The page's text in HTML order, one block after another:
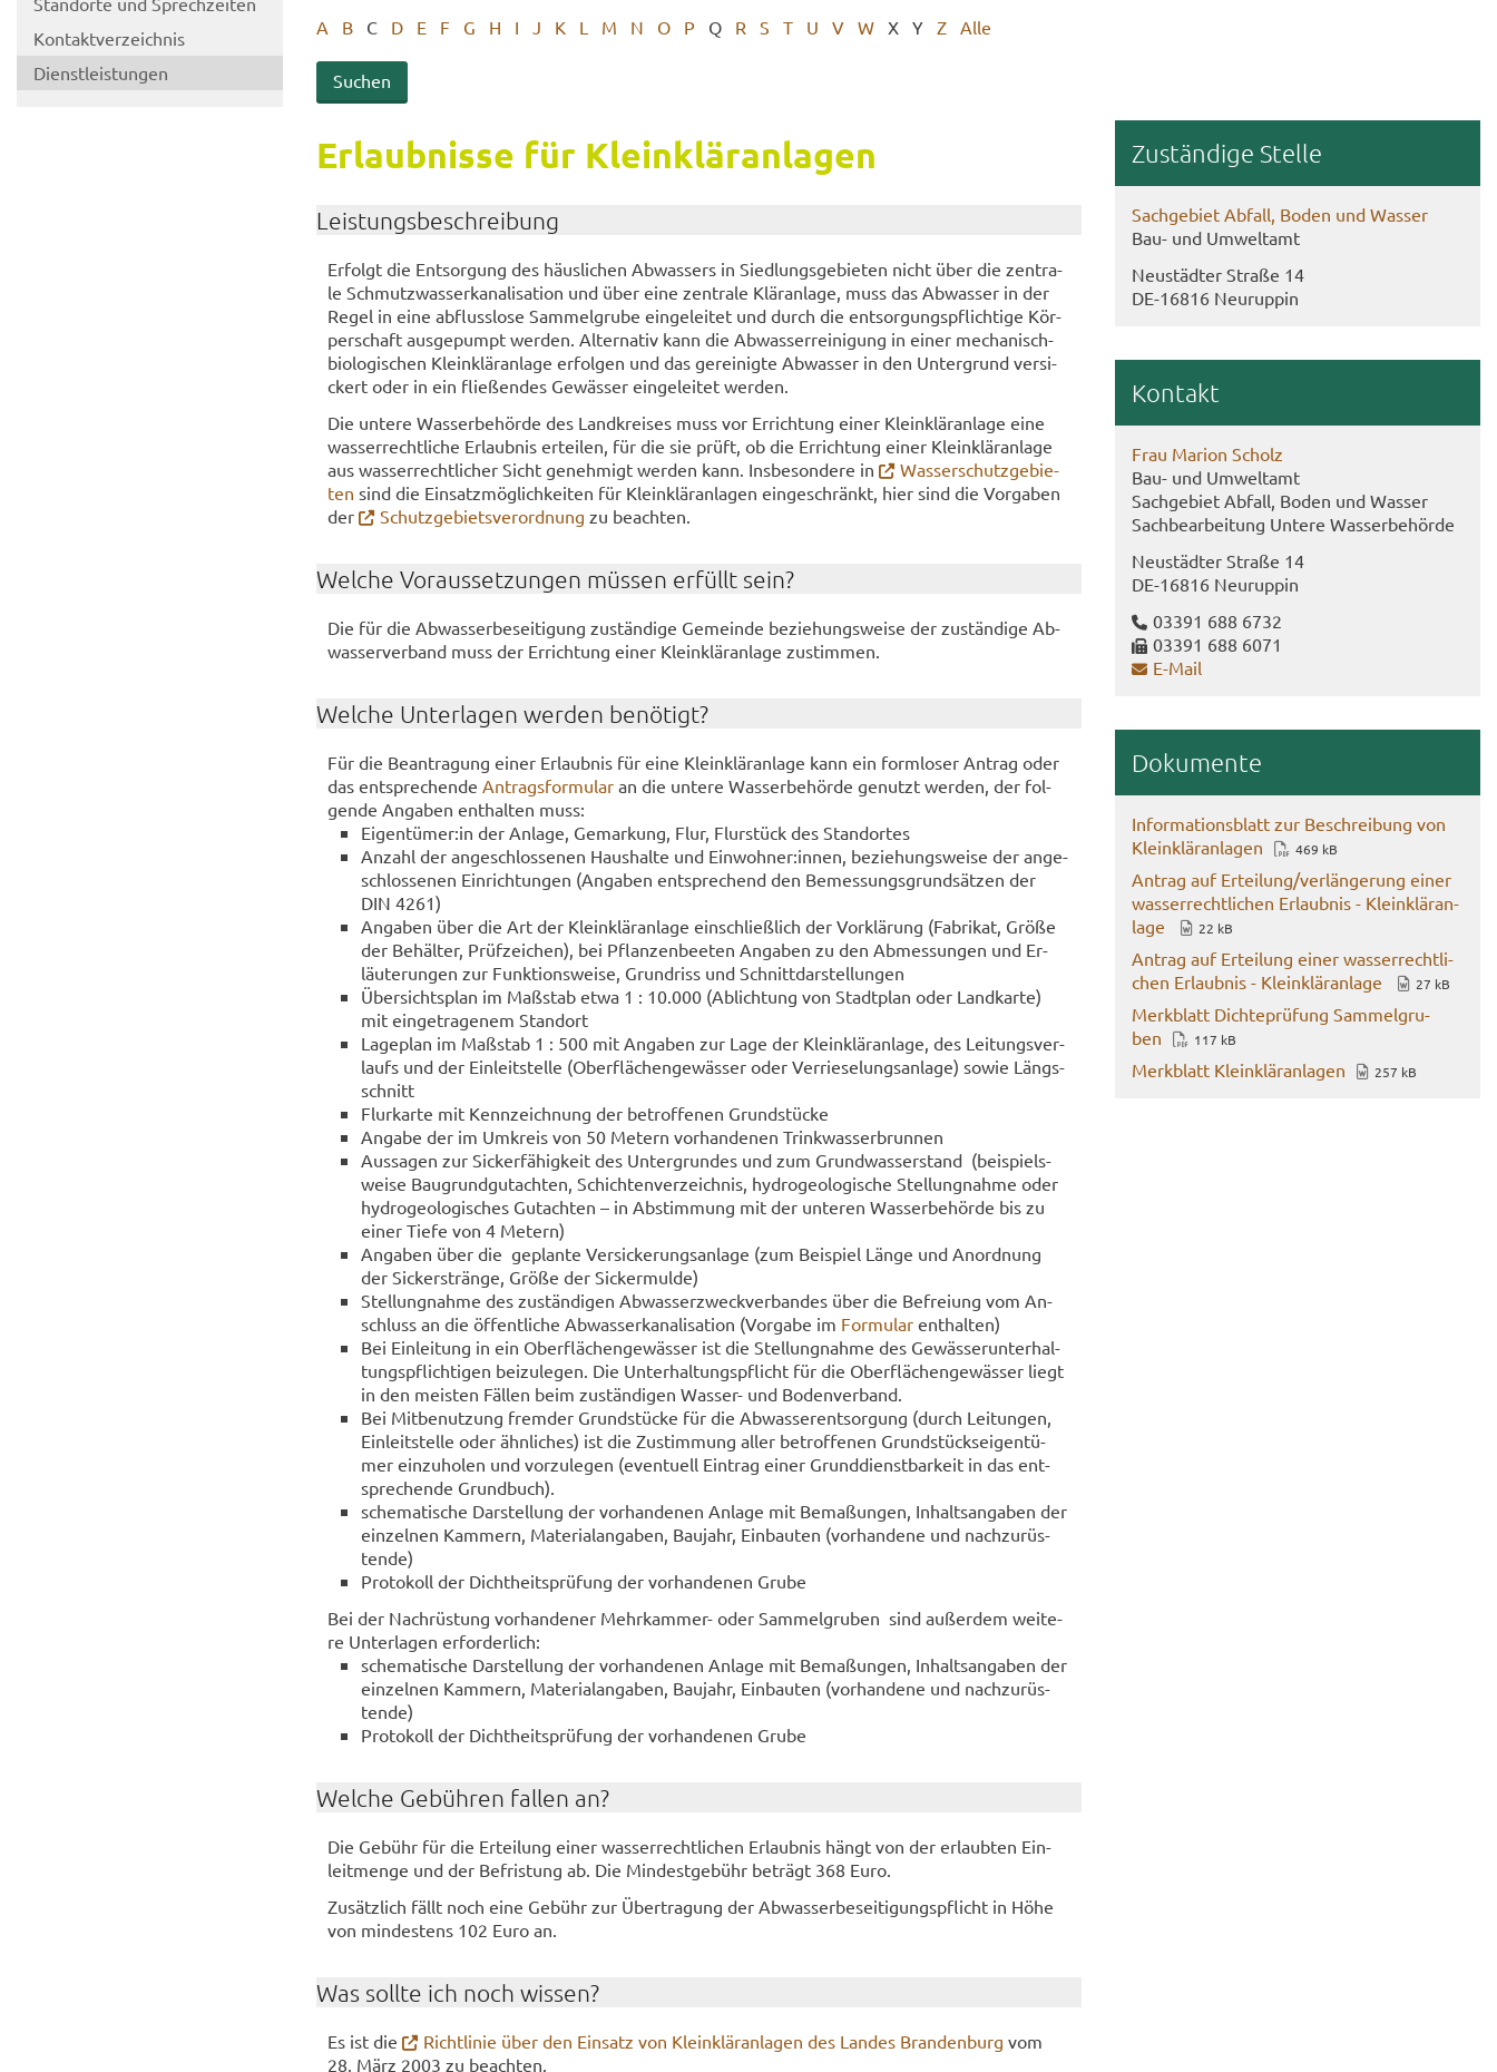
Kon­takt­ver­zeich­nis
Dienst­leis­tun­gen
A B C D E F G H I J K L M N O P Q R S T U V W X Y Z Alle
Er­laub­nis­se für Klein­klär­an­la­gen
Leis­tungs­be­schrei­bung
Er­folgt die Ent­sor­gung des häus­li­chen Ab­was­sers in Sied­lungs­ge­bie­ten nicht über die zen­tra­
le Schmutz­was­ser­ka­na­li­sa­ti­on und über eine zen­tra­le Klär­an­la­ge, muss das Ab­was­ser in der
Regel in eine ab­fluss­lo­se Sam­mel­gru­be ein­ge­lei­tet und durch die ent­sor­gungs­pflich­ti­ge Kör­
per­schaft aus­ge­pumpt wer­den. Al­ter­na­tiv kann die Ab­was­ser­rei­ni­gung in einer mechanisch-​
biologischen Klein­klär­an­la­ge er­fol­gen und das ge­rei­nig­te Ab­was­ser in den Un­ter­grund ver­si­
ckert oder in ein flie­ßen­des Ge­wäs­ser ein­ge­lei­tet wer­den.
Die un­te­re Was­ser­be­hör­de des Land­krei­ses muss vor Er­rich­tung einer Klein­klär­an­la­ge eine
was­ser­recht­li­che Er­laub­nis er­tei­len, für die sie prüft, ob die Er­rich­tung einer Klein­klär­an­la­ge
aus was­ser­recht­li­cher Sicht ge­neh­migt wer­den kann. Ins­be­son­de­re in
Was­ser­schutz­ge­bie­
ten sind die Ein­satz­mög­lich­kei­ten für Klein­klär­an­la­gen ein­ge­schränkt, hier sind die Vor­ga­ben
der
Schutz­ge­biets­ver­ord­nung zu be­ach­ten.
Wel­che Vor­aus­set­zun­gen müs­sen er­füllt sein?
Die für die Ab­was­ser­be­sei­ti­gung zu­stän­di­ge Ge­mein­de be­zie­hungs­wei­se der zu­stän­di­ge Ab­
was­ser­ver­band muss der Er­rich­tung einer Klein­klär­an­la­ge zu­stim­men.
Wel­che Un­ter­la­gen wer­den be­nö­tigt?
Für die Be­an­tra­gung einer Er­laub­nis für eine Klein­klär­an­la­ge kann ein form­lo­ser An­trag oder
das ent­spre­chen­de An­trags­for­mu­laran die un­te­re Was­ser­be­hör­de ge­nutzt wer­den, der fol­
gen­de An­ga­ben ent­hal­ten muss:
Ei­gen­tü­mer:in der An­la­ge, Ge­mar­kung, Flur, Flur­stück des Stand­or­tes
An­zahl der an­ge­schlos­se­nen Haus­hal­te und Ein­woh­ner:innen, be­zie­hungs­wei­se der an­ge­
schlos­se­nen Ein­rich­tun­gen (An­ga­ben ent­spre­chend den Be­mes­sungs­grund­sät­zen der
DIN 4261)
An­ga­ben über die Art der Klein­klär­an­la­ge ein­schließ­lich der Vor­klä­rung (Fa­bri­kat, Größe
der Be­häl­ter, Prüf­zei­chen), bei Pflan­zen­bee­ten An­ga­ben zu den Ab­mes­sun­gen und Er­
läu­te­run­gen zur Funk­ti­ons­wei­se, Grund­riss und Schnitt­dar­stel­lun­gen
Über­sichts­plan im Maß­stab etwa 1 : 10.000 (Ab­lich­tung von Stadt­plan oder Land­kar­te)
mit ein­ge­tra­ge­nem Stand­ort
La­ge­plan im Maß­stab 1 : 500 mit An­ga­ben zur Lage der Klein­klär­an­la­ge, des Lei­tungs­ver­
laufs und der Ein­leit­stel­le (Ober­flä­chen­ge­wäs­ser oder Ver­rie­se­lungs­an­la­ge) sowie Längs­
schnitt
Flur­kar­te mit Kenn­zeich­nung der be­trof­fe­nen Grund­stü­cke
An­ga­be der im Um­kreis von 50 Me­tern vor­han­de­nen Trink­was­ser­brun­nen
Aus­sa­gen zur Si­cker­fä­hig­keit des Un­ter­grun­des und zum Grund­was­ser­stand (bei­spiels­
wei­se Bau­grund­gut­ach­ten, Schich­ten­ver­zeich­nis, hy­dro­geo­lo­gi­sche Stel­lung­nah­me oder
hy­dro­geo­lo­gi­sches Gut­ach­ten – in Ab­stim­mung mit der un­te­ren Was­ser­be­hör­de bis zu
einer Tiefe von 4 Me­tern)
An­ga­ben über die ge­plan­te Ver­si­cke­rungs­an­la­ge (zum Bei­spiel Länge und An­ord­nung
der Si­cker­strän­ge, Größe der Si­cker­mul­de)
Stel­lung­nah­me des zu­stän­di­gen Ab­was­ser­zweck­ver­ban­des über die Be­frei­ung vom An­
schluss an die öf­fent­li­che Ab­was­ser­ka­na­li­sa­ti­on (Vor­ga­be im For­mu­larent­hal­ten)
Bei Ein­lei­tung in ein Ober­flä­chen­ge­wäs­ser ist die Stel­lung­nah­me des Ge­wäs­ser­un­ter­hal­
tungs­pflich­ti­gen bei­zu­le­gen. Die Un­ter­hal­tungs­pflicht für die Ober­flä­chen­ge­wäs­ser liegt
in den meis­ten Fäl­len beim zu­stän­di­gen Wasser-​ und Bo­den­ver­band.
Bei Mit­be­nut­zung frem­der Grund­stü­cke für die Ab­was­ser­ent­sor­gung (durch Lei­tun­gen,
Ein­leit­stel­le oder ähn­li­ches) ist die Zu­stim­mung aller be­trof­fe­nen Grund­stücks­ei­gen­tü­
mer ein­zu­ho­len und vor­zu­le­gen (even­tu­ell Ein­trag einer Grund­dienst­bar­keit in das ent­
spre­chen­de Grund­buch).
sche­ma­ti­sche Dar­stel­lung der vor­han­de­nen An­la­ge mit Be­ma­ßun­gen, In­halts­an­ga­ben der
ein­zel­nen Kam­mern, Ma­te­ri­al­an­ga­ben, Bau­jahr, Ein­bau­ten (vor­han­de­ne und nach­zu­rüs­
ten­de)
Pro­to­koll der Dicht­heits­prü­fung der vor­han­de­nen Grube
Bei der Nach­rüs­tung vor­han­de­ner Mehrkammer-​ oder Sam­mel­gru­ben sind au­ßer­dem wei­te­
re Un­ter­la­gen er­for­der­lich:
sche­ma­ti­sche Dar­stel­lung der vor­han­de­nen An­la­ge mit Be­ma­ßun­gen, In­halts­an­ga­ben der
ein­zel­nen Kam­mern, Ma­te­ri­al­an­ga­ben, Bau­jahr, Ein­bau­ten (vor­han­de­ne und nach­zu­rüs­
ten­de)
Pro­to­koll der Dicht­heits­prü­fung der vor­han­de­nen Grube
Wel­che Ge­büh­ren fal­len an?
Die Ge­bühr für die Er­tei­lung einer was­ser­recht­li­chen Er­laub­nis hängt von der er­laub­ten Ein­
leit­men­ge und der Be­fris­tung ab. Die Min­dest­ge­bühr be­trägt 368 Euro.
Zu­sätz­lich fällt noch eine Ge­bühr zur Über­tra­gung der Ab­was­ser­be­sei­ti­gungs­pflicht in Höhe
von min­des­tens 102 Euro an.
Was soll­te ich noch wis­sen?
Es ist die Richt­li­nie über den Ein­satz von Klein­klär­an­la­gen des Lan­des Bran­den­burg vom
28. März 2003 zu be­ach­ten.
Zu­stän­di­ge Stel­le
Sach­ge­biet Ab­fall, Boden und Was­ser
Bau- und Um­welt­amt
Neu­städ­ter Stra­ße 14
DE-​16816 Neu­rup­pin
Kon­takt
Frau Ma­ri­on Scholz
Bau- und Um­welt­amt
Sach­ge­biet Ab­fall, Boden und Was­ser
Sach­be­ar­bei­tung Un­te­re Was­ser­be­hör­de
Neu­städ­ter Stra­ße 14
DE-​16816 Neu­rup­pin
03391 688 6732
03391 688 6071
E-​Mail
Do­ku­men­te
In­for­ma­ti­ons­blatt zur Be­schrei­bung von
Klein­klär­an­la­gen
469 kB
An­trag auf Er­tei­lung/ver­län­ge­rung einer
was­ser­recht­li­chen Er­laub­nis - Klein­klär­an­
la­ge
22 kB
An­trag auf Er­tei­lung einer was­ser­recht­li­
chen Er­laub­nis - Klein­klär­an­la­ge
27 kB
Merk­blatt Dich­te­prü­fung Sam­mel­gru­
ben
117 kB
Merk­blatt Klein­klär­an­la­gen 257 kB